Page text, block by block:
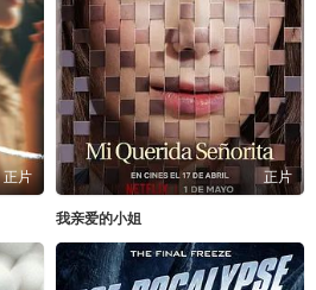
正片 正片
我亲爱的小姐